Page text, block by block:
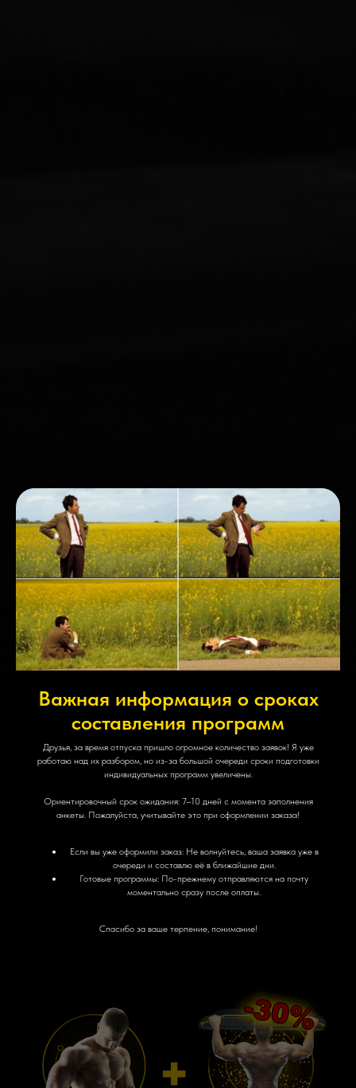
Важная информация о сроках
составления программ
Друзья, за время отпуска пришло огромное количество заявок! Я уже
работаю над их разбором, но из-за большой очереди сроки подготовки
индивидуальных программ увеличены.
Ориентировочный срок ожидания: 7–10 дней с момента заполнения
анкеты. Пожалуйста, учитывайте это при оформлении заказа!
Если вы уже оформили заказ: Не волнуйтесь, ваша заявка уже в
очереди и составлю её в ближайшие дни.
Готовые программы: По-прежнему отправляются на почту
моментально сразу после оплаты.
Спасибо за ваше терпение, понимание!
При покупкелюбойпрограммы вы получаете
промокод на 30%скидку на все остальные
почту.